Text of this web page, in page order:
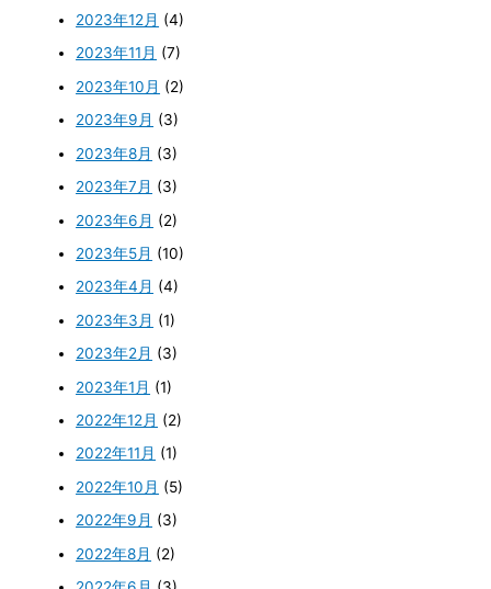
2023年12月 (4)
2023年11月 (7)
2023年10月 (2)
2023年9月 (3)
2023年8月 (3)
2023年7月 (3)
2023年6月 (2)
2023年5月 (10)
2023年4月 (4)
2023年3月 (1)
2023年2月 (3)
2023年1月 (1)
2022年12月 (2)
2022年11月 (1)
2022年10月 (5)
2022年9月 (3)
2022年8月 (2)